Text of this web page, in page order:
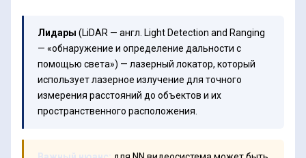
Лидары (LiDAR — англ. Light Detection and Ranging
— «обнаружение и определение дальности с
помощью света») — лазерный локатор, который
использует лазерное излучение для точного
измерения расстояний до объектов и их
пространственного расположения.